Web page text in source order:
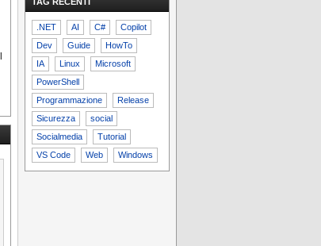
.NET AI C#
Copilot
Dev
Guide
HowTo
IA
Linux
Microsoft
PowerShell
Programmazione
Release
Sicurezza
social
Socialmedia
Tutorial
VS Code
Web Windows